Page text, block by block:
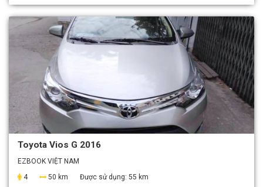
Toyota Vios G 2016
EZBOOK VIỆT NAM
4
50 km Được sử dụng: 55 km